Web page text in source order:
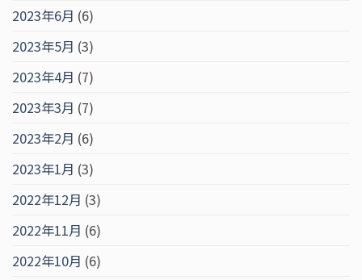
2023年6月 (6)
2023年5月 (3)
2023年4月 (7)
2023年3月 (7)
2023年2月 (6)
2023年1月 (3)
2022年12月 (3)
2022年11月 (6)
2022年10月 (6)